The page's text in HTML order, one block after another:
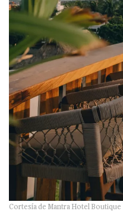
Cortesía de Mantra Hotel Boutique